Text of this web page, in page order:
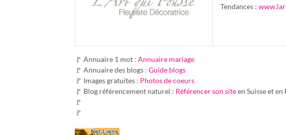
Tendances :
🚩 Annuaire 1 mot : Annuaire mariage
🚩 Annuaire des blogs : Guide blogs
🚩 Images gratuites : Photos de coeurs
🚩 Blog référencement naturel : Référencer son siteen Suisse et
🚩
🚩